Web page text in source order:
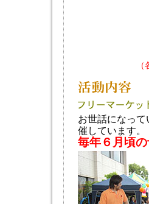
お世話になっ
催しています。
毎年６月頃